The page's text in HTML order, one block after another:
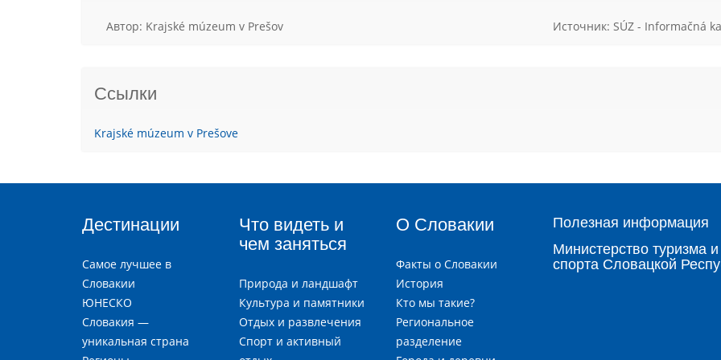
Aвтор: Krajské múzeum v Prešov Источник: SÚZ - Informačná
Ссылки
Krajské múzeum v Prešove
Дестинации
Самое лучшее в
Словакии
ЮНЕСКО
Словакия —
уникальная страна
Что видеть и
чем заняться
Природа и ландшафт
Культура и памятники
Отдых и развлечения
Спорт и активный
О Словакии
Факты о Словакии
История
Кто мы такие?
Региональное
разделение
Полезная информация
Министерство туризма и
спорта Словацкой